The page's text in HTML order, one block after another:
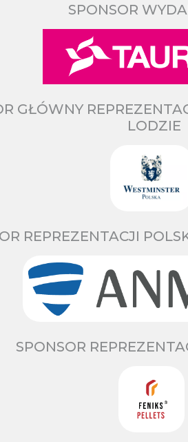
SPONSOR
GŁÓWNY
LODZIE
REPREZENTACJI
SPONSOR